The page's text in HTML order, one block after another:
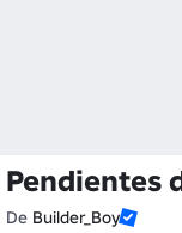
Pendientes
De Builder_Boy